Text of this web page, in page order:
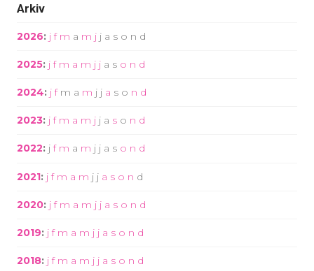
Arkiv
2026: j f m a m j j a s o n d
2025: j f m a m j j a s o n d
2024: j f m a m j j a s o n d
2023: j f m a m j j a s o n d
2022: j f m a m j j a s o n d
2021: j f m a m j j a s o n d
2020: j f m a m j j a s o n d
2019: j f m a m j j a s o n d
2018: j f m a m j j a s o n d